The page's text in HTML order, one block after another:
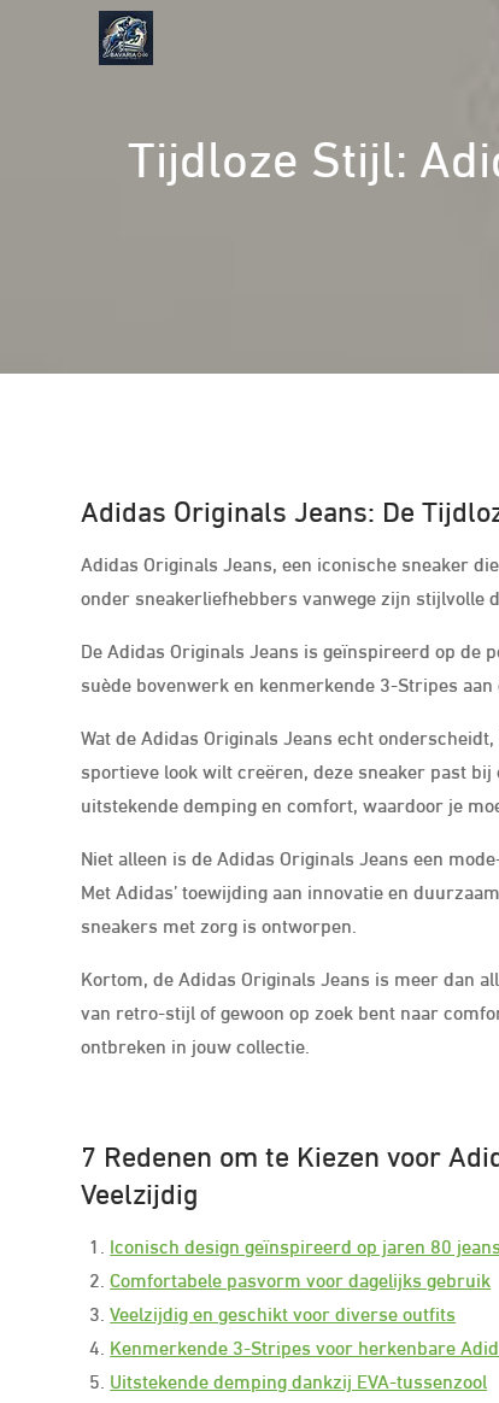
Tijdloze Stijl:
Adidas Originals Jeans: De
Adidas Originals Jeans, een iconische sneaker
onder sneakerliefhebbers vanwege zijn stijlvolle
De Adidas Originals Jeans is geïnspireerd op de
suède bovenwerk en kenmerkende 3-Stripes
Wat de Adidas Originals Jeans echt
sportieve look wilt creëren, deze sneaker past
uitstekende demping en comfort, waardoor je
Niet alleen is de Adidas Originals Jeans een
Met Adidas’ toewijding aan innovatie en
sneakers met zorg is ontworpen.
Kortom, de Adidas Originals Jeans is meer dan
van retro-stijl of gewoon op zoek bent naar
ontbreken in jouw collectie.
7 Redenen om te Kiezen voor
Veelzijdig
Iconisch design geïnspireerd op jaren 80
Comfortabele pasvorm voor dagelijks gebruik
Veelzijdig en geschikt voor diverse outfits
Kenmerkende 3-Stripes voor herkenbare
Uitstekende demping dankzij EVA-tussenzool